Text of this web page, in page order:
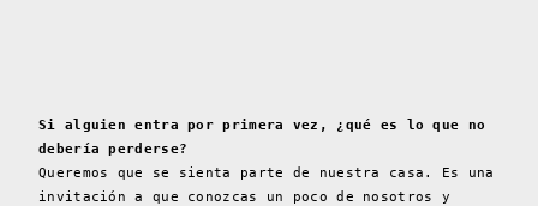
Si alguien entra por primera vez, ¿qué es lo que no
debería perderse?
Queremos que se sienta parte de nuestra casa. Es una
invitación a que conozcas un poco de nosotros y